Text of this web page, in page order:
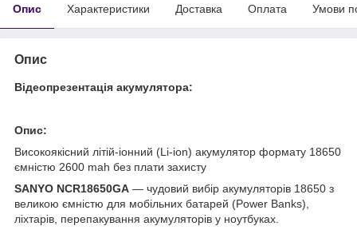
Опис Характеристики Доставка Оплата Умови
Опис
Відеопрезентація акумулятора:
Опис:
Високоякісний літій-іонний (Li-ion) акумулятор формату 18650
ємністю 2600 mah без плати захисту
SANYO NCR18650GA — чудовий вибір акумуляторів 18650 з
великою ємністю для мобільних батарей (Power Banks),
ліхтарів, перепакування акумуляторів у ноутбуках.